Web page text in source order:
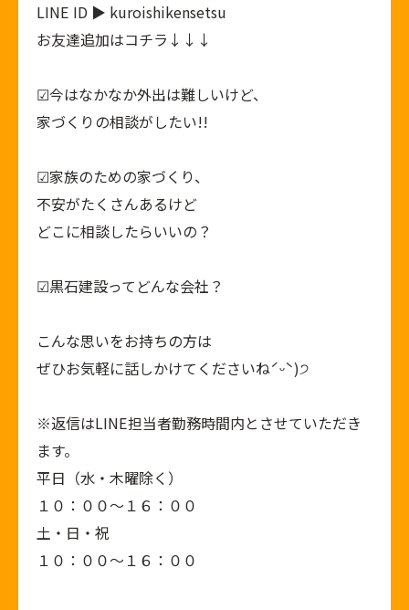
LINE ID ▶ kuroishikensetsu
お友達追加はコチラ↓↓↓
︎︎︎︎︎︎☑︎今はなかなか外出は難しいけど、
家づくりの相談がしたい!!
︎︎︎︎︎︎☑︎家族のための家づくり、
不安がたくさんあるけど
どこに相談したらいいの？
︎︎︎︎︎︎☑︎黒石建設ってどんな会社？
こんな思いをお持ちの方は
ぜひお気軽に話しかけてくださいねˊᵕˋ)੭
※返信はLINE担当者勤務時間内とさせていただき
ます。
平日（水・木曜除く）
１０：００～１６：００
土・日・祝
１０：００～１６：００